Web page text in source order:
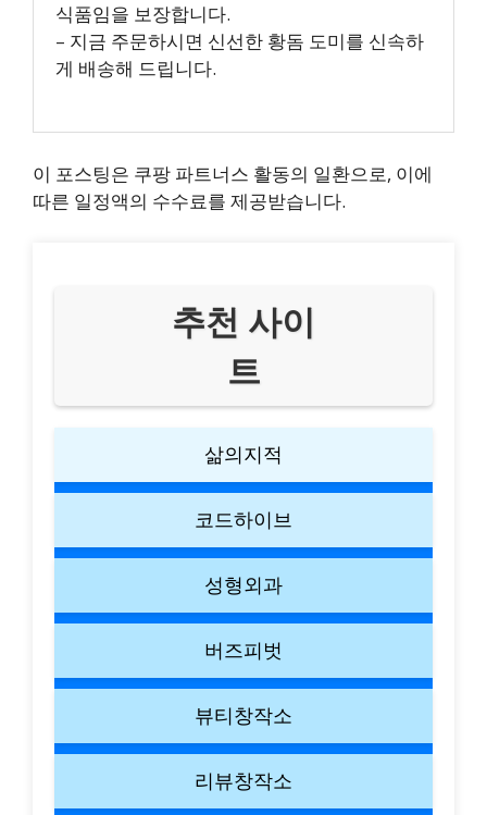
식품임을 보장합니다.
– 지금 주문하시면 신선한 황돔 도미를 신속하
게 배송해 드립니다.
이 포스팅은 쿠팡 파트너스 활동의 일환으로, 이에
따른 일정액의 수수료를 제공받습니다.
추천 사이
트
삶의지적
코드하이브
성형외과
버즈피벗
뷰티창작소
리뷰창작소